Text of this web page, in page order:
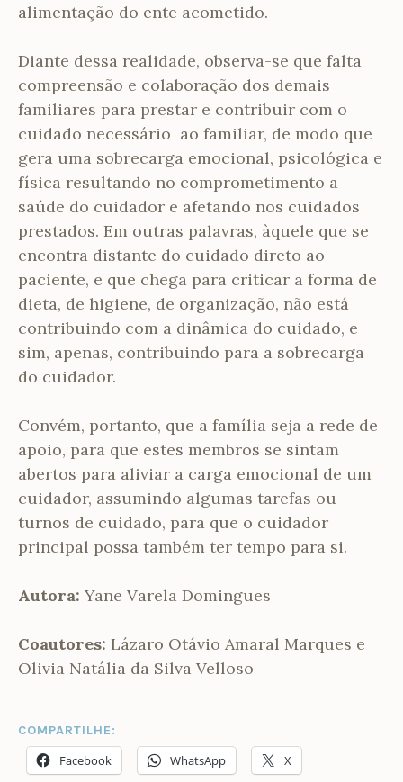
alimentação do ente acometido.
Diante dessa realidade, observa-se que falta
compreensão e colaboração dos demais
familiares para prestar e contribuir com o
cuidado necessário ao familiar, de modo que
gera uma sobrecarga emocional, psicológica e
física resultando no comprometimento a
saúde do cuidador e afetando nos cuidados
prestados. Em outras palavras, àquele que se
encontra distante do cuidado direto ao
paciente, e que chega para criticar a forma de
dieta, de higiene, de organização, não está
contribuindo com a dinâmica do cuidado, e
sim, apenas, contribuindo para a sobrecarga
do cuidador.
Convém, portanto, que a família seja a rede de
apoio, para que estes membros se sintam
abertos para aliviar a carga emocional de um
cuidador, assumindo algumas tarefas ou
turnos de cuidado, para que o cuidador
principal possa também ter tempo para si.
Autora: Yane Varela Domingues
Coautores: Lázaro Otávio Amaral Marques e
Olivia Natália da Silva Velloso
COMPARTILHE:
Facebook WhatsApp X